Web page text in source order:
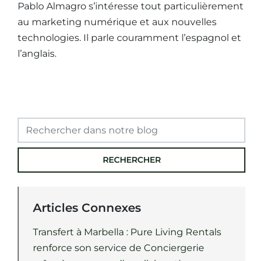
Pablo Almagro s’intéresse tout particulièrement
au marketing numérique et aux nouvelles
technologies. Il parle couramment l’espagnol et
l’anglais.
RECHERCHER
Articles Connexes
Transfert à Marbella : Pure Living Rentals
renforce son service de Conciergerie